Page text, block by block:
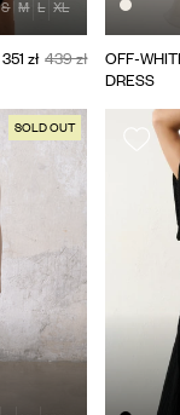
S M L XL
351 zł 439 zł
OFF-
DRESS
SOLD OUT